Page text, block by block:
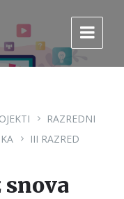
RAZREDNI
III RAZRED
snova